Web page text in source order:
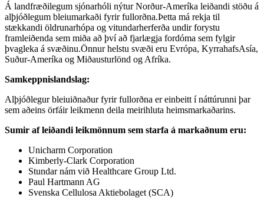
Á landfræðilegum sjónarhóli nýtur Norður-Ameríka leiðandi stöðu á
alþjóðlegum bleiumarkaði fyrir fullorðna.Þetta má rekja til
stækkandi öldrunarhópa og vitundarherferða undir forystu
framleiðenda sem miða að því að fjarlægja fordóma sem fylgir
þvagleka á svæðinu.Önnur helstu svæði eru Evrópa, KyrrahafsAsía,
Suður-Ameríka og Miðausturlönd og Afríka.
Samkeppnislandslag:
Alþjóðlegur bleiuiðnaður fyrir fullorðna er einbeitt í náttúrunni þar
sem aðeins örfáir leikmenn deila meirihluta heimsmarkaðarins.
Sumir af leiðandi leikmönnum sem starfa á markaðnum eru:
Unicharm Corporation
Kimberly-Clark Corporation
Stundar nám við Healthcare Group Ltd.
Paul Hartmann AG
Svenska Cellulosa Aktiebolaget (SCA)